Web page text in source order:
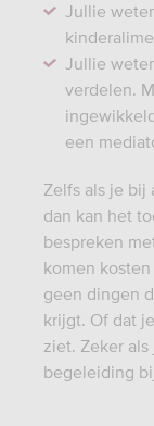
Jullie
Jullie
verdelen.
een
Zelfs als je bij
dan kan het
bespreken
komen
geen dingen
krijgt. Of dat
ziet. Zeker
begeleiding